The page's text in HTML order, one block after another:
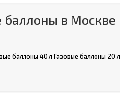
баллоны в Москве
баллоны 40 л Газовые баллоны 20 л